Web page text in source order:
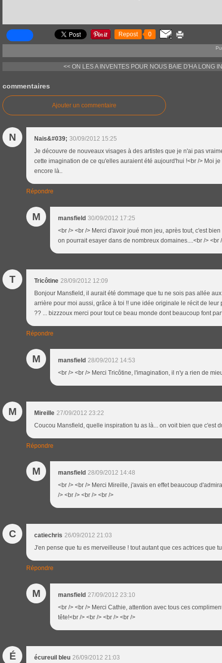
Repost 0
<< ON LES A INVENTES POUR NOUS BAIE D'HA LONG
commentaires
Ajouter un commentaire
N Nais&#039; 30/09/2012 15:25
Je découvre de nouveaux visages à des artistes que je n'ai pas
cette imagination de ce qu'elles auraient été aujourd'hui !<br /> Moi
encore là..
Répondre
M mansfield 30/09/2012 17:25
<br /> <br /> Merci d'avoir joué mon jeu, après tout, c'est
on pourrait esayer dans de nombreux domaines....<br /> <br
T Tricôtine 28/09/2012 12:09
Bonjour Mansfield, il aurait été dommage que tu ne sois pas allée
arrière pour moi aussi, grâce à toi !! une idée originale le récit de leur
?? ... bizzzoux merci pour tout ce beau monde dont beaucoup font
Répondre
M mansfield 28/09/2012 14:53
<br /> <br /> Merci Tricôtine, l'imagination, il n'y a rien de
M Mireille 27/09/2012 23:22
Coucou Mansfield, quelle inspiration tu as là... on voit bien que c'est
Répondre
M mansfield 28/09/2012 14:48
<br /> <br /> Merci Mireille, j'avais en effet beaucoup
/> <br /> <br /> <br />
C catiechris 26/09/2012 21:03
J'en pense que tu es merveilleuse ! tout autant que ces actrices que
Répondre
M mansfield 27/09/2012 23:10
<br /> <br /> Merci Cathie, attention avec tous ces
tête!<br /> <br /> <br /> <br />
É écureuil bleu 26/09/2012 21:03